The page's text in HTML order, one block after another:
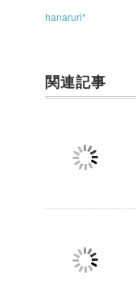
hanaruri*
関連記事